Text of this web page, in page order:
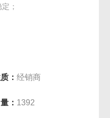
；
：经销商
： 1392